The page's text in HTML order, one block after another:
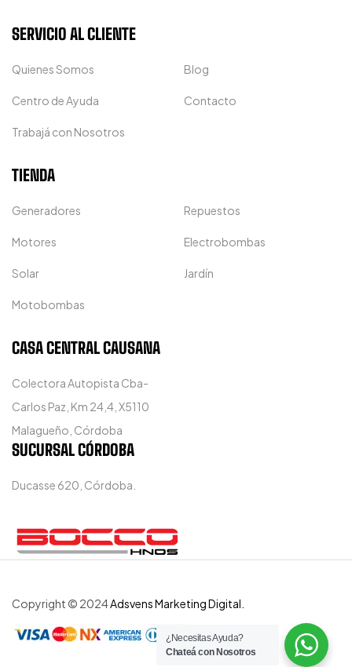
SERVICIO AL CLIENTE
Quienes Somos Blog
Centro de Ayuda Contacto
Trabajá con Nosotros
TIENDA
Generadores Repuestos
Motores Electrobombas
Solar Jardín
Motobombas
CASA CENTRAL CAUSANA
Colectora Autopista Cba-
Carlos Paz, Km 24,4, X5110
Malagueño, Córdoba
SUCURSAL CÓRDOBA
Ducasse 620, Córdoba.
Copyright © 2024Adsvens Marketing Digital.
¿Necesitas Ayuda?
Chateá con Nosotros